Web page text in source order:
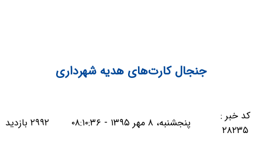
جنجال كارت‌های هديه شهرداری
کد خبر :
۲۸۲۳۵
پنجشنبه، ۸ مهر ۱۳۹۵ - ۰۸:۱۰:۳۶ ۲۹۹۲ بازدید